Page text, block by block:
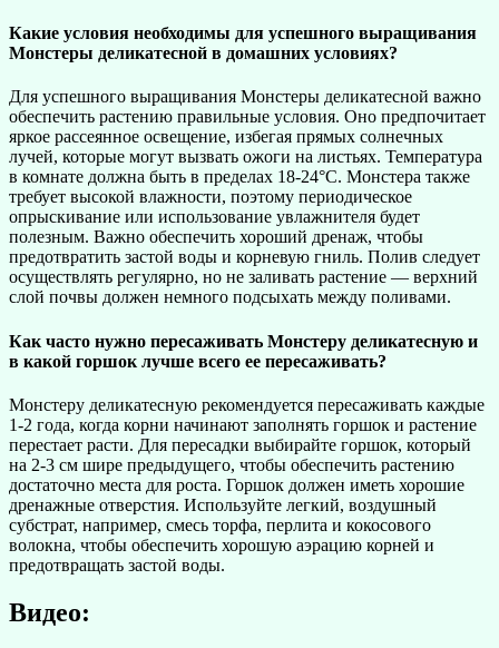
Какие условия необходимы для успешного выращивания
Монстеры деликатесной в домашних условиях?
Для успешного выращивания Монстеры деликатесной важно
обеспечить растению правильные условия. Оно предпочитает
яркое рассеянное освещение, избегая прямых солнечных
лучей, которые могут вызвать ожоги на листьях. Температура
в комнате должна быть в пределах 18-24°C. Монстера также
требует высокой влажности, поэтому периодическое
опрыскивание или использование увлажнителя будет
полезным. Важно обеспечить хороший дренаж, чтобы
предотвратить застой воды и корневую гниль. Полив следует
осуществлять регулярно, но не заливать растение — верхний
слой почвы должен немного подсыхать между поливами.
Как часто нужно пересаживать Монстеру деликатесную и
в какой горшок лучше всего ее пересаживать?
Монстеру деликатесную рекомендуется пересаживать каждые
1-2 года, когда корни начинают заполнять горшок и растение
перестает расти. Для пересадки выбирайте горшок, который
на 2-3 см шире предыдущего, чтобы обеспечить растению
достаточно места для роста. Горшок должен иметь хорошие
дренажные отверстия. Используйте легкий, воздушный
субстрат, например, смесь торфа, перлита и кокосового
волокна, чтобы обеспечить хорошую аэрацию корней и
предотвращать застой воды.
Видео: